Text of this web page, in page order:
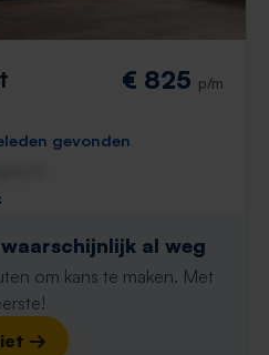
€ 825 p/m
gevonden
al weg
om kans te maken. Met
→